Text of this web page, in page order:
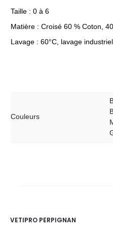
Taille : 0 à 6
Matière : Croisé 60 % Coton,
Lavage : 60°C, lavage industriel
Couleurs
VETIPRO PERPIGNAN